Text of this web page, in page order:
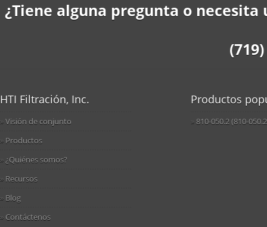
¿Tiene alguna pregunta o
HTI Filtración, Inc.
Visión de conjunto
Productos
¿Quiénes somos?
Recursos
Blog
Contáctenos
Productos
810-050.2 (810-